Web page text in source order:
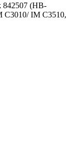
842507 (HB-
C3010/ IM C3510,